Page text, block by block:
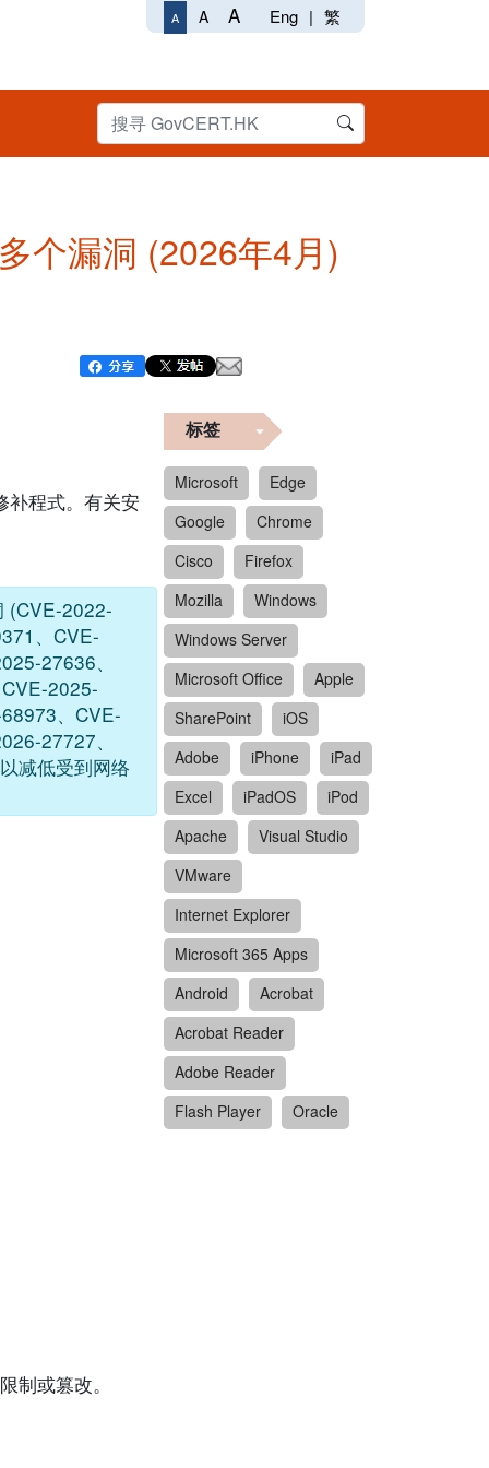
A A A Eng | 繁
个漏洞 (2026年4月)
程式。有关安
(CVE-2022-
、CVE-
27636、
2025-
、CVE-
27727、
减低受到网络
制或篡改。
标签
Microsoft
Edge
Google
Chrome
Cisco
Firefox
Mozilla
Windows
Windows Server
Microsoft Office
Apple
SharePoint
iOS
Adobe
iPhone
iPad
Excel
iPadOS
iPod
Apache
Visual Studio
VMware
Internet Explorer
Microsoft 365 Apps
Android
Acrobat
Acrobat Reader
Adobe Reader
Flash Player
Oracle